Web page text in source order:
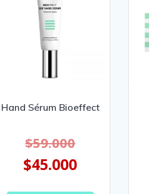
Hand Sérum Bioeffect
$59.000
$45.000